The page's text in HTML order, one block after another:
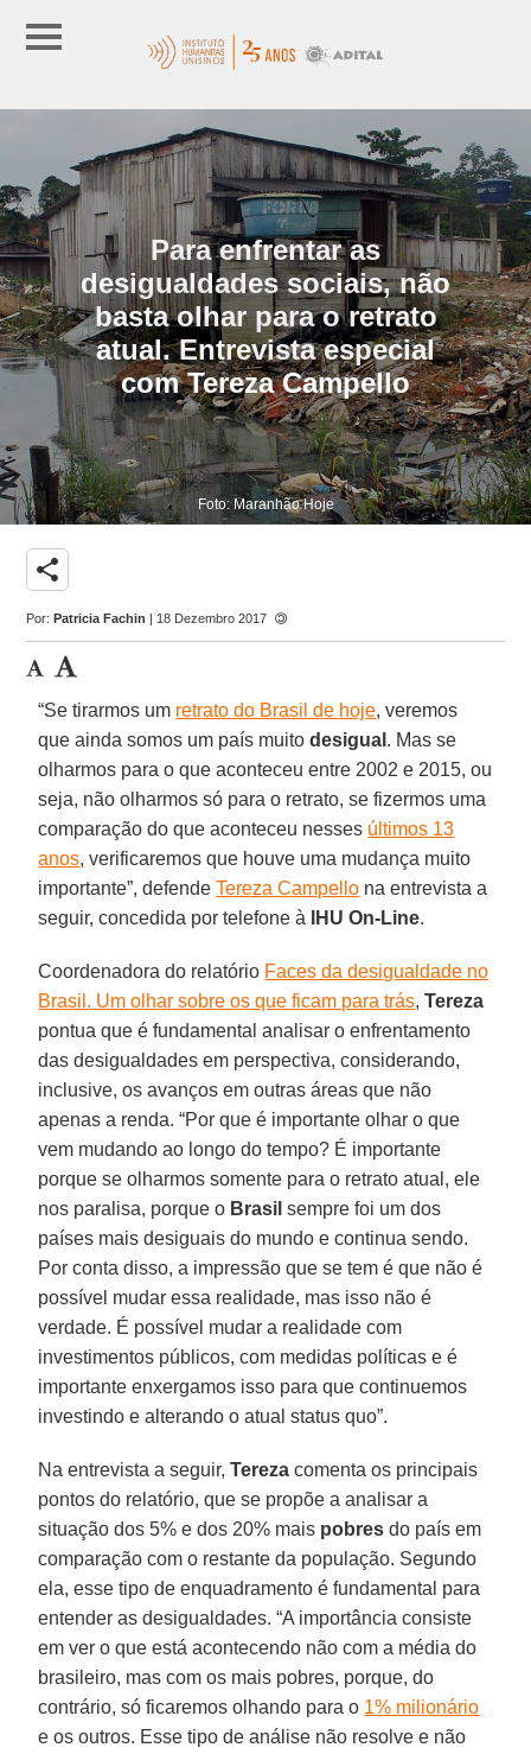
Para enfrentar as
desigualdades sociais, não
basta olhar para o retrato
atual. Entrevista especial
com Tereza Campello
Foto: Maranhão Hoje
share
Por:Patricia Fachin | 18 Dezembro 2017
“Se tirarmos um retrato do Brasil de hoje, veremos
que ainda somos um país muitodesigual . Mas se
olharmos para o que aconteceu entre 2002 e 2015, ou
seja, não olharmos só para o retrato, se fizermos uma
comparação do que aconteceu nesses últimos 13
anos, verificaremos que houve uma mudança muito
importante”, defendeTereza Campello na entrevista a
seguir, concedida por telefone à IHU On-Line.
Coordenadora do relatório Faces da desigualdade no
Brasil. Um olhar sobre os que ficam para trás,Tereza
pontua que é fundamental analisar o enfrentamento
das desigualdades em perspectiva, considerando,
inclusive, os avanços em outras áreas que não
apenas a renda. “Por que é importante olhar o que
vem mudando ao longo do tempo? É importante
porque se olharmos somente para o retrato atual, ele
nos paralisa, porque o Brasil sempre foi um dos
países mais desiguais do mundo e continua sendo.
Por conta disso, a impressão que se tem é que não é
possível mudar essa realidade, mas isso não é
verdade. É possível mudar a realidade com
investimentos públicos, com medidas políticas e é
importante enxergamos isso para que continuemos
investindo e alterando o atual status quo”.
Na entrevista a seguir,Tereza comenta os principais
pontos do relatório, que se propõe a analisar a
situação dos 5% e dos 20% mais pobres do país em
comparação com o restante da população. Segundo
ela, esse tipo de enquadramento é fundamental para
entender as desigualdades. “A importância consiste
em ver o que está acontecendo não com a média do
brasileiro, mas com os mais pobres, porque, do
contrário, só ficaremos olhando para o 1% milionário
e os outros. Esse tipo de análise não resolve e não